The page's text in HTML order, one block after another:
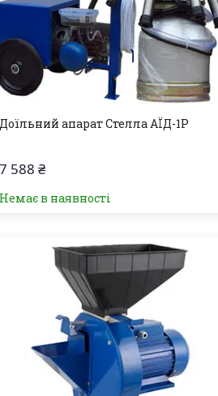
Доїльний апарат Стелла АЇД-1Р
7 588 ₴
Немає в наявності